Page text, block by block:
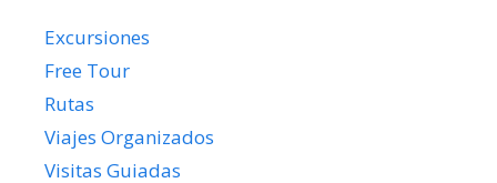
Excursiones
Free Tour
Rutas
Viajes Organizados
Visitas Guiadas